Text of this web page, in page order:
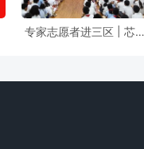
专家志愿者进三区 | 芯火